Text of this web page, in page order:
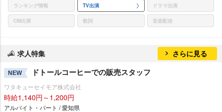
ランキング情報 TV出演 ドラマ出演
CM出演 歌詞 音楽配信
求人特集 さらに見る
NEW ドトールコーヒーでの販売スタッフ
ワタキューセイモア株式会社
時給1,140円～1,200円
アルバイト・パート / 愛知県